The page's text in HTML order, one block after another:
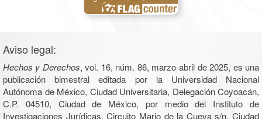
Aviso legal:
Hechos y Derechos, vol. 16, núm. 86, marzo-abril de 2025, es una
publicación bimestral editada por la Universidad Nacional
Autónoma de México, Ciudad Universitaria, Delegación Coyoacán,
C.P. 04510, Ciudad de México, por medio del Instituto de
Investigaciones Jurídicas, Circuito Mario de la Cueva s/n, Ciudad